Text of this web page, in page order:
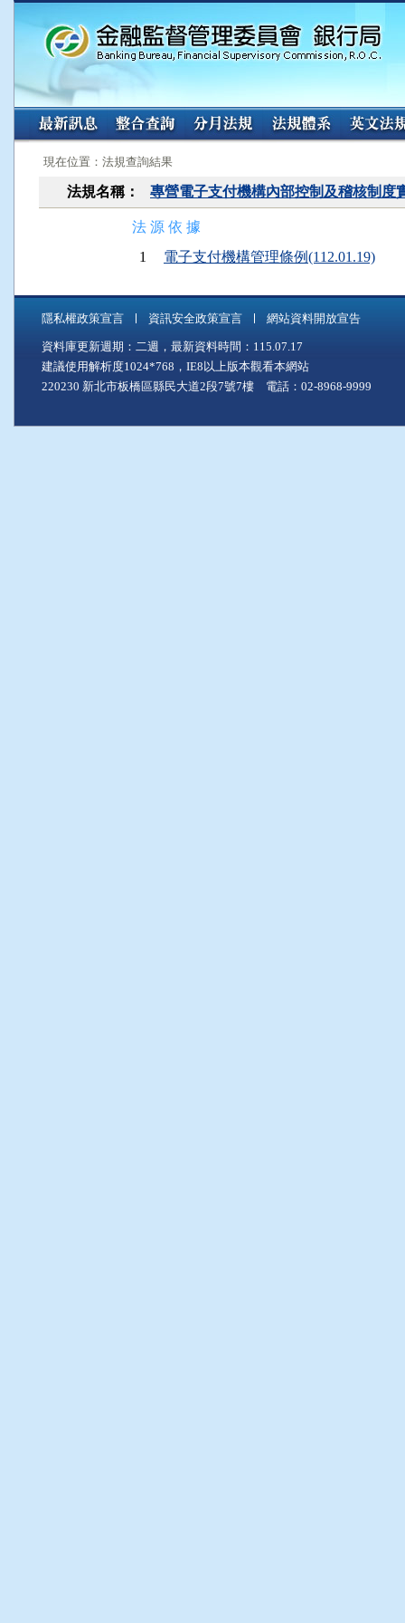
:::
現在位置：法規查詢結果
法規名稱： 專營電子支付機構內部控制及稽核制度
法 源 依 據
1
電子支付機構管理條例(112.01.19)
隱私權政策宣言 資訊安全政策宣言 網站資料開放宣告
資料庫更新週期：二週，最新資料時間：115.07.17
建議使用解析度1024*768，IE8以上版本觀看本網站
220230 新北市板橋區縣民大道2段7號7樓 電話：02-8968-9999